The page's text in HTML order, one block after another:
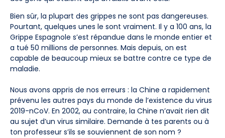
Bien sûr, la plupart des grippes ne sont pas dangereuses.
Pourtant, quelques unes le sont vraiment. Il y a 100 ans, la
Grippe Espagnole s’est répandue dans le monde entier et
a tué 50 millions de personnes. Mais depuis, on est
capable de beaucoup mieux se battre contre ce type de
maladie.
Nous avons appris de nos erreurs : la Chine a rapidement
prévenu les autres pays du monde de l’existence du virus
2019-nCoV. En 2002, au contraire, la Chine n’avait rien dit
au sujet d’un virus similaire. Demande à tes parents ou à
ton professeur s’ils se souviennent de son nom ?